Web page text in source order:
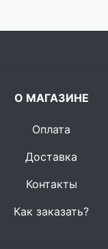
О МАГАЗИНЕ
Оплата
Доставка
Контакты
Как заказать?